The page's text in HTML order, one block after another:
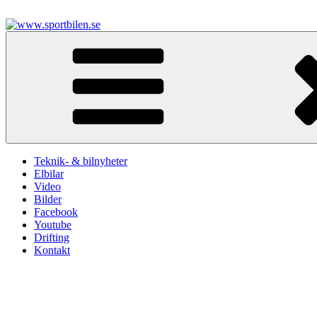
till
innehåll
www.sportbilen.se
Teknik- & bilnyheter
Elbilar
Video
Bilder
Facebook
Youtube
Drifting
Kontakt